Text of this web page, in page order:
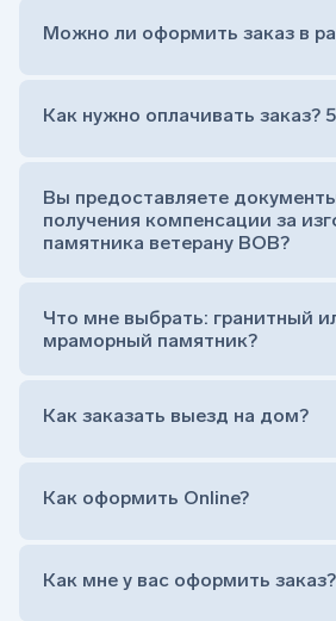
Сам комплект памятника:
Тумба (постамент, на
штыря устанавливается
Цветник (обрамление
Обработка и сверловка
Расположение символа веры
на символ веры или вовсе
прописной)
Можно ли оформить заказ в
Как нужно оплачивать заказ?
Вы предоставляете
получения компенсации за
памятника ветерану ВОВ?
Что мне выбрать: гранитный
мраморный памятник?
Как заказать выезд на дом?
Оформить заказ удаленно
Заказать бесплатный выезд
Как оформить Online?
Как мне у вас оформить заказ?